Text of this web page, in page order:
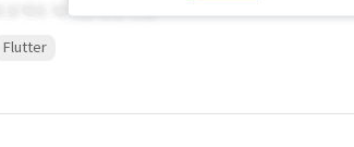
Flutter